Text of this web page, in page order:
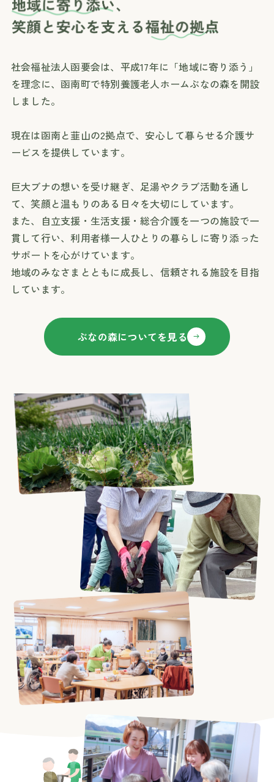
社会福祉法人函要会は、平成17年に「地域に寄り添う」
を理念に、函南町で特別養護老人ホームぶなの森を開設
しました。
現在は函南と韮山の2拠点で、安心して暮らせる介護サ
ービスを提供しています。
巨大ブナの想いを受け継ぎ、足湯やクラブ活動を通し
て、笑顔と温もりのある日々を大切にしています。
また、自立支援・生活支援・総合介護を一つの施設で一
貫して行い、利用者様一人ひとりの暮らしに寄り添った
サポートを心がけています。
地域のみなさまとともに成長し、信頼される施設を目指
しています。
ぶなの森についてを見る